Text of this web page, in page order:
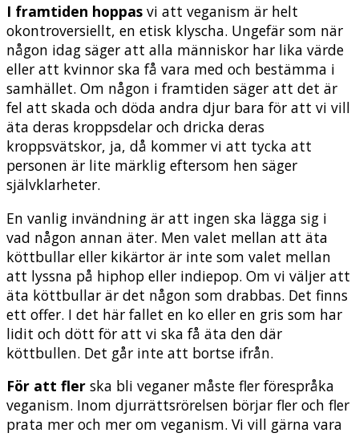
I framtiden hoppas vi att veganism är helt
okontroversiellt, en etisk klyscha. Ungefär som när
någon idag säger att alla människor har lika värde
eller att kvinnor ska få vara med och bestämma i
samhället. Om någon i framtiden säger att det är
fel att skada och döda andra djur bara för att vi vill
äta deras kroppsdelar och dricka deras
kroppsvätskor, ja, då kommer vi att tycka att
personen är lite märklig eftersom hen säger
självklarheter.
En vanlig invändning är att ingen ska lägga sig i
vad någon annan äter. Men valet mellan att äta
köttbullar eller kikärtor är inte som valet mellan
att lyssna på hiphop eller indiepop. Om vi väljer att
äta köttbullar är det någon som drabbas. Det finns
ett offer. I det här fallet en ko eller en gris som har
lidit och dött för att vi ska få äta den där
köttbullen. Det går inte att bortse ifrån.
För att fler ska bli veganer måste fler förespråka
veganism. Inom djurrättsrörelsen börjar fler och fler
prata mer och mer om veganism. Vi vill gärna vara